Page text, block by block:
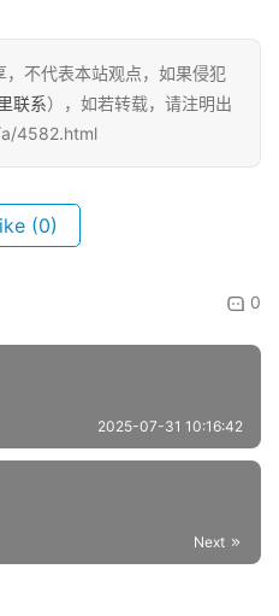
不代表本站观点，如果侵犯
联系），如若转载，请注明出
4582.html
(0)
0
2025-07-31 10:16:42
Next